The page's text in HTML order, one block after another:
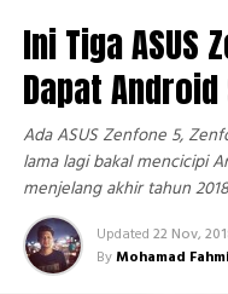
Ini Tiga ASUS
Dapat
Ada ASUS Zenfone 5,
lama lagi bakal mencicipi
menjelang akhir tahun
Updated 22 Nov,
ByMohamad Fahmi